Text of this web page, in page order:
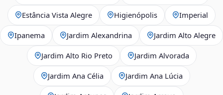
Estância Vista Alegre Higienópolis Imperial
Ipanema Jardim Alexandrina Jardim Alto Alegre
Jardim Alto Rio Preto Jardim Alvorada
Jardim Ana Célia Jardim Ana Lúcia